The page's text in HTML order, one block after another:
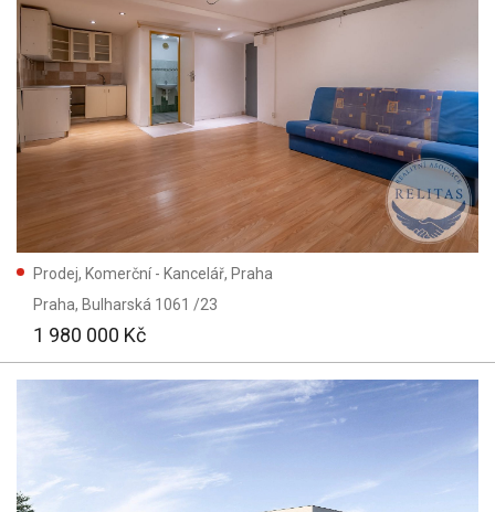
Prodej, Komerční - Kancelář, Praha
Praha, Bulharská 1061 /23
1 980 000 Kč